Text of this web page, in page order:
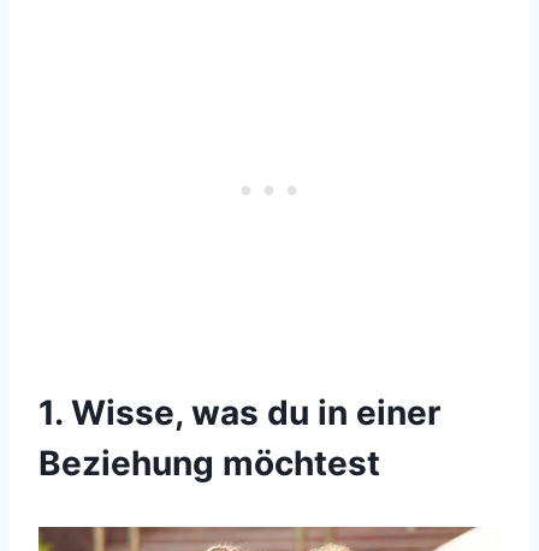
1. Wisse, was du in einer
Beziehung möchtest